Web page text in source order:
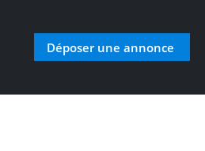
Déposer une annonce